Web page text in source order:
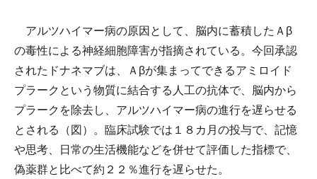
アルツハイマー病の原因として、脳内に蓄積したＡβ
の毒性による神経細胞障害が指摘されている。今回承認
されたドナネマブは、Ａβが集まってできるアミロイド
プラークという物質に結合する人工の抗体で、脳内から
プラークを除去し、アルツハイマー病の進行を遅らせる
とされる（図）。臨床試験では１８カ月の投与で、記憶
や思考、日常の生活機能などを併せて評価した指標で、
偽薬群と比べて約２２％進行を遅らせた。